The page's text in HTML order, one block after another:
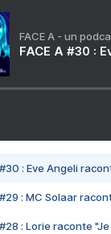
FACE A - un
FACE A #30 :
#30 : Eve Angeli
#29 : MC Solaar
#28 : Lorie raconte